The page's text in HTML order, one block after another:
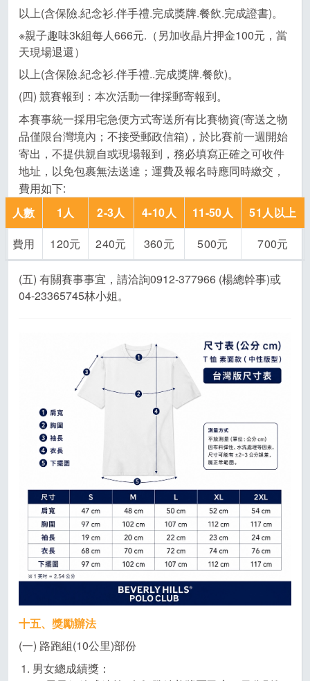
以上(含保險.紀念衫.伴手禮.完成獎牌.餐飲.完成證書)。
※親子趣味3k組每人666元.（另加收晶片押金100元，當
天現場退還）
以上(含保險.紀念衫.伴手禮..完成獎牌.餐飲)。
(四) 競賽報到：本次活動一律採郵寄報到。
本賽事統一採用宅急便方式寄送所有比賽物資(寄送之物
品僅限台灣境內；不接受郵政信箱)，於比賽前一週開始
寄出，不提供親自或現場報到，務必填寫正確之可收件
地址，以免包裹無法送達；運費及報名時應同時繳交，
費用如下:
人數
1 人 2-3人 4-10人 11-50人 51 人以上
費用
120元 240元 360元 500元 700元
(五) 有關賽事事宜，請洽詢0912-377966 (楊總幹事)或
04-23365745林小姐。
十五、獎勵辦法
(一) 路跑組(10公里)部份
男女總成績獎：